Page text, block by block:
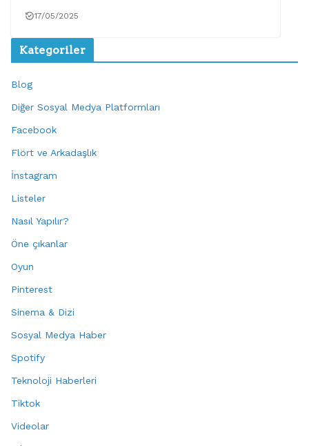
17/05/2025
Kategoriler
Blog
Diğer Sosyal Medya Platformları
Facebook
Flört ve Arkadaşlık
İnstagram
Listeler
Nasıl Yapılır?
Öne çıkanlar
Oyun
Pinterest
Sinema & Dizi
Sosyal Medya Haber
Spotify
Teknoloji Haberleri
Tiktok
Videolar